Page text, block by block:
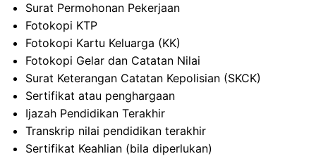
Surat Permohonan Pekerjaan
Fotokopi KTP
Fotokopi Kartu Keluarga (KK)
Fotokopi Gelar dan Catatan Nilai
Surat Keterangan Catatan Kepolisian (SKCK)
Sertifikat atau penghargaan
Ijazah Pendidikan Terakhir
Transkrip nilai pendidikan terakhir
Sertifikat Keahlian (bila diperlukan)